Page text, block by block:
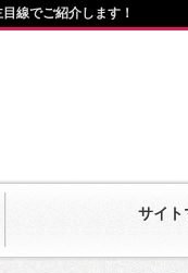
サイト
線でご紹介します！